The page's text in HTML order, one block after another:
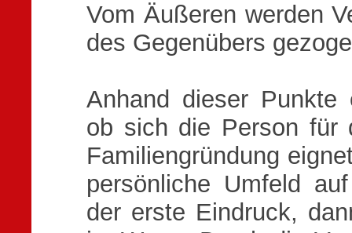
Vom Äußeren werden
des Gegenübers
Anhand dieser Punkte
ob sich die Person für
Familiengründung
persönliche Umfeld
der erste Eindruck,